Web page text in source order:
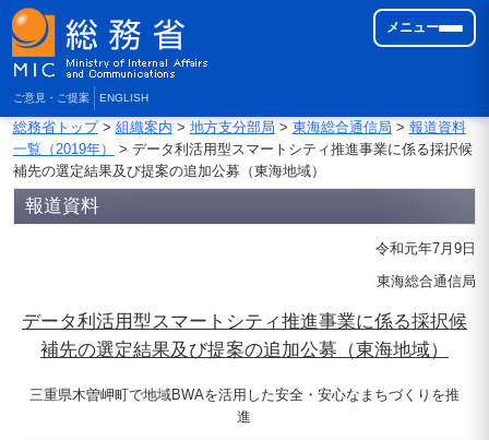
ご意見・ご提案 ENGLISH
メニュー
総務省トップ> 組織案内 > 地方支分部局 > 東海総合通信局 > 報道資料
一覧（2019年）
> データ利活用型スマートシティ推進事業に係る採択候
補先の選定結果及び提案の追加公募（東海地域）
報道資料
令和元年7月9日
東海総合通信局
データ利活用型スマートシティ推進事業に係る採択候
補先の選定結果及び提案の追加公募（東海地域）
三重県木曽岬町で地域BWAを活用した安全・安心なまちづくりを推
進